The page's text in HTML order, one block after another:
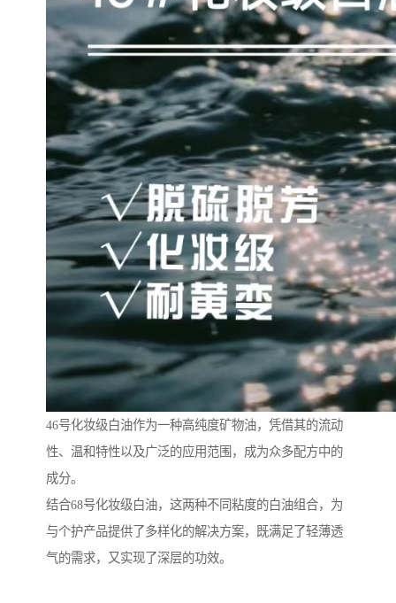
46号化妆级白油作为一种高纯度矿物油，凭借其的流动
性、温和特性以及广泛的应用范围，成为众多配方中的
成分。
结合68号化妆级白油，这两种不同粘度的白油组合，为
与个护产品提供了多样化的解决方案，既满足了轻薄透
气的需求，又实现了深层的功效。